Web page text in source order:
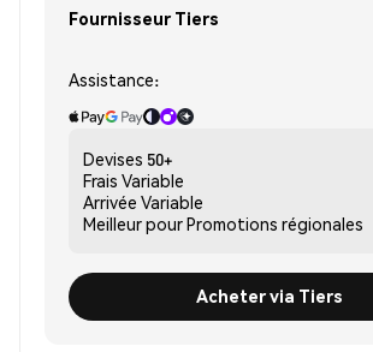
Fournisseur Tiers
Assistance:
Devises 50+
Frais Variable
Arrivée Variable
Meilleur pourPromotions régionales
Acheter via Tiers